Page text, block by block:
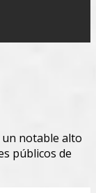
un notable alto
públicos de